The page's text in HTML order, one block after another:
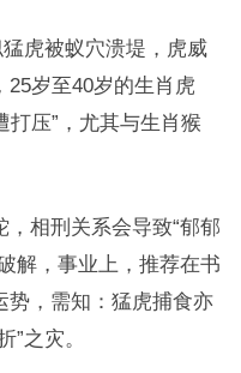
虎被蚁穴溃堤，虎威
25岁至40岁的生肖虎
打压”，尤其与生肖猴
相刑关系会导致“郁郁
解，事业上，推荐在书
势，需知：猛虎捕食亦
”之灾。